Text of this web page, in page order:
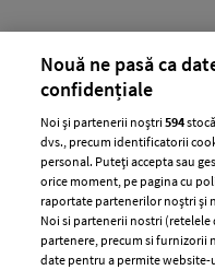
Nouă ne pasă ca
confidențiale
Noi și partenerii noștri594
dvs., precum identificatorii
personal. Puteți accepta sau
orice moment, pe pagina cu
raportate partenerilor noștri și
Noi si partenerii nostri
partenere, precum si furnizorii
date pentru a permite